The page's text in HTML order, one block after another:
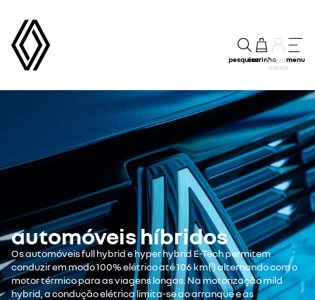
pesquisarcarrinhoa minha
conta
menu
automóveis híbridos
Os automóveis full hybrid e hyper hybrid E-Tech permitem
conduzir em modo 100% elétrico até 106 km(¹) alternando com o
motor térmico para as viagens longas. Na motorização mild
hybrid, a condução elétrica limita-se ao arranque e às